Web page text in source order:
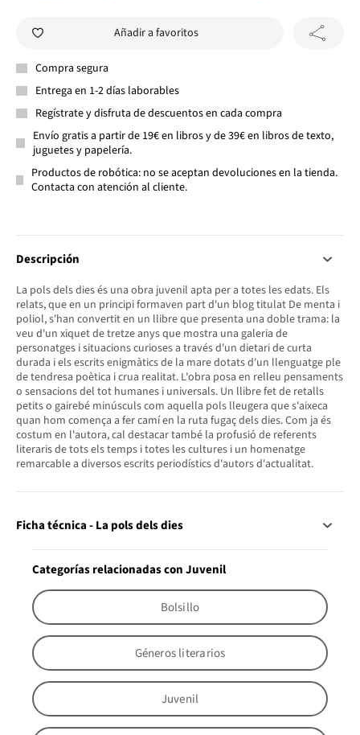
Añadir a favoritos
Compra segura
Entrega en 1-2 días laborables
Regístrate y disfruta de descuentos en cada compra
Envío gratis a partir de 19€ en libros y de 39€ en libros de texto,
juguetes y papelería.
Productos de robótica: no se aceptan devoluciones en la tienda.
Contacta con atención al cliente.
Descripción
La pols dels dies és una obra juvenil apta per a totes les edats. Els
relats, que en un principi formaven part d'un blog titulat De menta i
poliol, s'han convertit en un llibre que presenta una doble trama: la
veu d'un xiquet de tretze anys que mostra una galeria de
personatges i situacions curioses a través d'un dietari de curta
durada i els escrits enigmàtics de la mare dotats d'un llenguatge ple
de tendresa poètica i crua realitat. L'obra posa en relleu pensaments
o sensacions del tot humanes i universals. Un llibre fet de retalls
petits o gairebé minúsculs com aquella pols lleugera que s'aixeca
quan hom comença a fer camí en la ruta fugaç dels dies. Com ja és
costum en l'autora, cal destacar també la profusió de referents
literaris de tots els temps i totes les cultures i un homenatge
remarcable a diversos escrits periodístics d'autors d'actualitat.
Ficha técnica - La pols dels dies
Categorías relacionadas con Juvenil
Bolsillo
Géneros literarios
Juvenil